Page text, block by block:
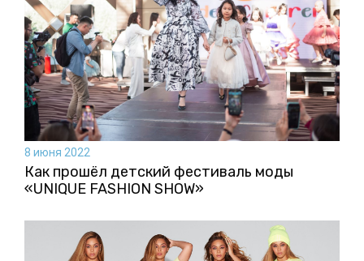
8 июня 2022
Как прошёл детский фестиваль моды
«UNIQUE FASHION SHOW»